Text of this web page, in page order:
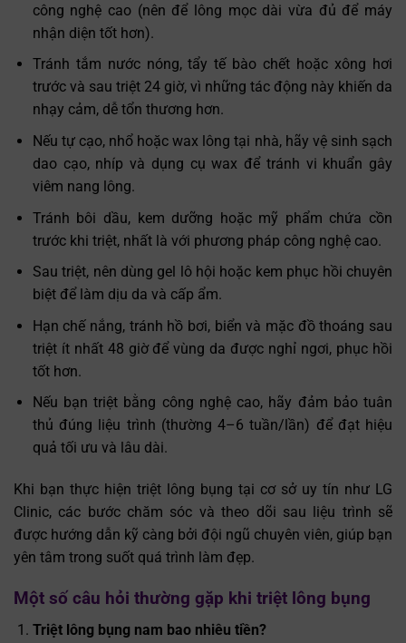
công nghệ cao (nên để lông mọc dài vừa đủ để máy
nhận diện tốt hơn).
Tránh tắm nước nóng, tẩy tế bào chết hoặc xông hơi
trước và sau triệt 24 giờ, vì những tác động này khiến da
nhạy cảm, dễ tổn thương hơn.
Nếu tự cạo, nhổ hoặc wax lông tại nhà, hãy vệ sinh sạch
dao cạo, nhíp và dụng cụ wax để tránh vi khuẩn gây
viêm nang lông.
Tránh bôi dầu, kem dưỡng hoặc mỹ phẩm chứa cồn
trước khi triệt, nhất là với phương pháp công nghệ cao.
Sau triệt, nên dùng gel lô hội hoặc kem phục hồi chuyên
biệt để làm dịu da và cấp ẩm.
Hạn chế nắng, tránh hồ bơi, biển và mặc đồ thoáng sau
triệt ít nhất 48 giờ để vùng da được nghỉ ngơi, phục hồi
tốt hơn.
Nếu bạn triệt bằng công nghệ cao, hãy đảm bảo tuân
thủ đúng liệu trình (thường 4–6 tuần/lần) để đạt hiệu
quả tối ưu và lâu dài.
Khi bạn thực hiện triệt lông bụng tại cơ sở uy tín như LG
Clinic, các bước chăm sóc và theo dõi sau liệu trình sẽ
được hướng dẫn kỹ càng bởi đội ngũ chuyên viên, giúp bạn
yên tâm trong suốt quá trình làm đẹp.
Một số câu hỏi thường gặp khi triệt lông bụng
Triệt lông bụng nam bao nhiêu tiền?